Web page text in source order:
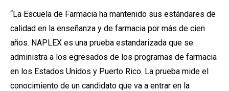
“La Escuela de Farmacia ha mantenido sus estándares de
calidad en la enseñanza y de farmacia por más de cien
años. NAPLEX es una prueba estandarizada que se
administra a los egresados de los programas de farmacia
en los Estados Unidos y Puerto Rico. La prueba mide el
conocimiento de un candidato que va a entrar en la